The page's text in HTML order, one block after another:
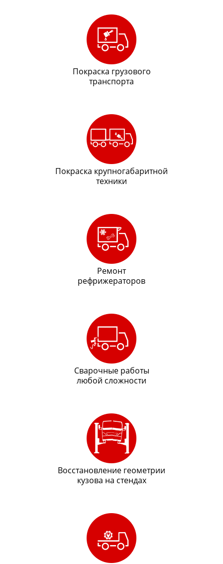
Покраска грузового
транспорта
Покраска крупногабаритной
техники
Ремонт
рефрижераторов
Сварочные работы
любой сложности
Восстановление геометрии
кузова на стендах